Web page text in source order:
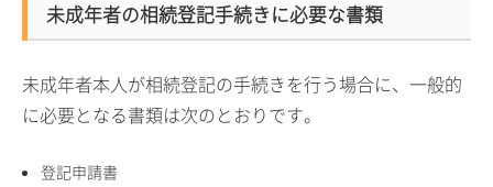
未成年者の相続登記手続きに必要な書類
未成年者本人が相続登記の手続きを行う場合に、一般的
に必要となる書類は次のとおりです。
登記申請書